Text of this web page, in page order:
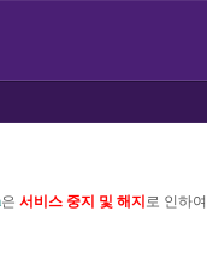
은 서비스 중지 및 해지 로 인하